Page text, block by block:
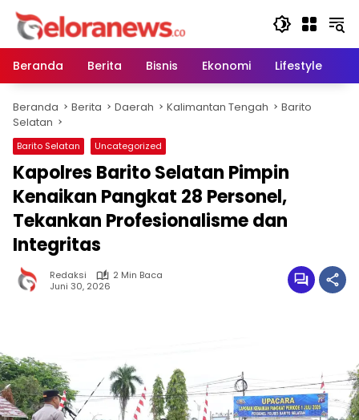
Langsung
konten
Beranda
Berita Bisnis Ekonomi Lifestyle
Beranda Berita Daerah Kalimantan Tengah
Barito
Selatan
Barito Selatan Uncategorized
Kapolres Barito Selatan Pimpin
Kenaikan Pangkat 28 Personel,
Tekankan Profesionalisme dan
Integritas
Redaksi
2 Min Baca
Juni 30, 2026